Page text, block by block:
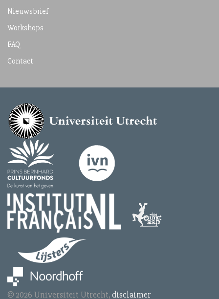
Nieuwsbrief
Workshops
FAQ
Contact
© 2026 Universiteit Utrecht,disclaimer